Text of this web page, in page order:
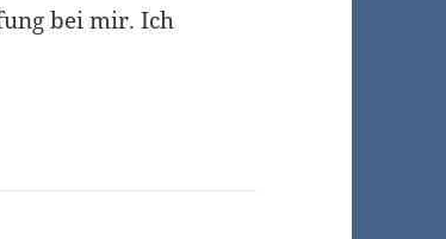
bei mir. Ich